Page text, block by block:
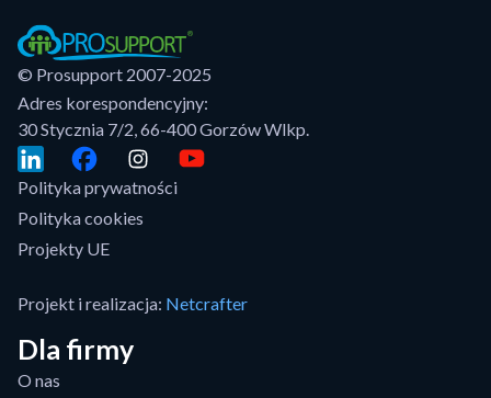
© Prosupport 2007-2025
Adres korespondencyjny:
30 Stycznia 7/2, 66-400 Gorzów Wlkp.
Polityka prywatności
Polityka cookies
Projekty UE
Projekt i realizacja: Netcrafter
Dla firmy
O nas